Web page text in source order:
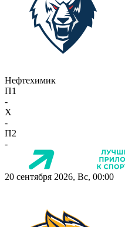
Нефтехимик
П1
-
X
-
П2
-
20 сентября 2026, Вс, 00:00